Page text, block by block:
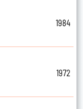
1984
1972